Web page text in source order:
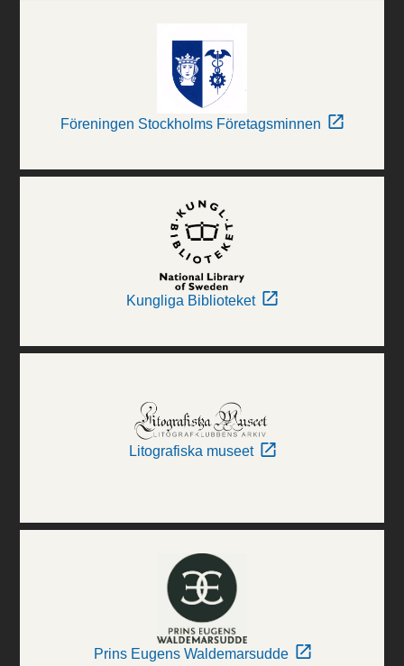
Föreningen Stockholms Företagsminnen
Kungliga Biblioteket
Litografiska museet
Prins Eugens Waldemarsudde